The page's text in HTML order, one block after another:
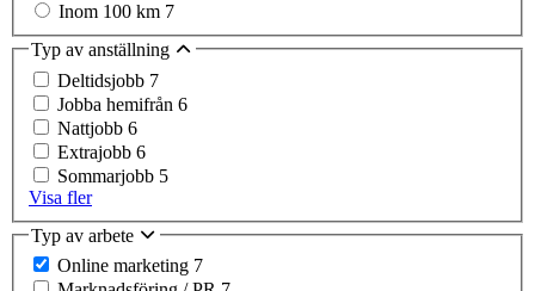
Inom 100 km 7
Typ av anställning
Deltidsjobb 7
Jobba hemifrån 6
Nattjobb 6
Extrajobb 6
Sommarjobb 5
Visa fler
Typ av arbete
Online marketing 7